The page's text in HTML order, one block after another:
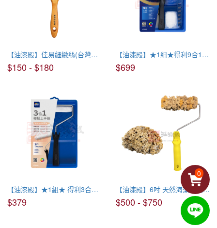
【油漆殿】佳易細緻絲(台灣製造)
$150 - $180
【油漆殿】★1組★得利9合1輕鬆上手組
$699
【油漆殿】★1組★ 得利3合1輕鬆上手組
$379
【油漆殿】6吋 天然海藻滾輪、海藻塊
$500 - $750
0